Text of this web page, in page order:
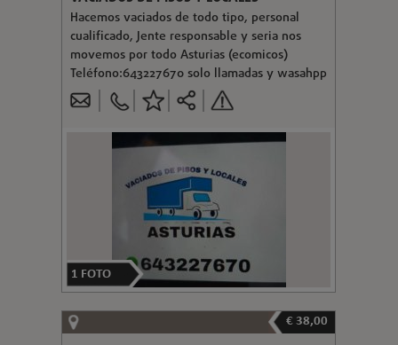
Hacemos vaciados de todo tipo, personal
cualificado, Jente responsable y seria nos
movemos por todo Asturias (ecomicos)
Teléfono:643227670 solo llamadas y wasahpp
1 FOTO
€ 38,00